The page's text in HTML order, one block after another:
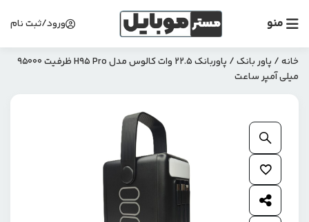
منو ورود/ثبت نام
خانه/ پاور بانک
/ پاوربانک 22.5 وات کالوس مدل H95 Pro ظرفیت 95000
میلی‌ آمپر ساعت
افزودن به علاقمندی ها
اشتراک گذاری محصول